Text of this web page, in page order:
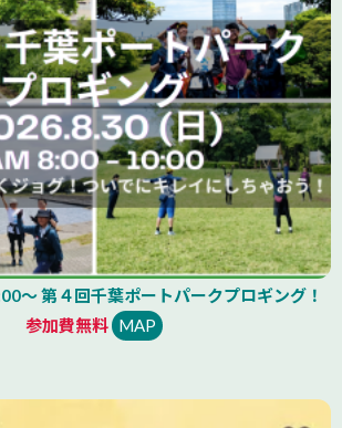
～ 第４回千葉ポートパークプロギング！
参加費無料 MAP